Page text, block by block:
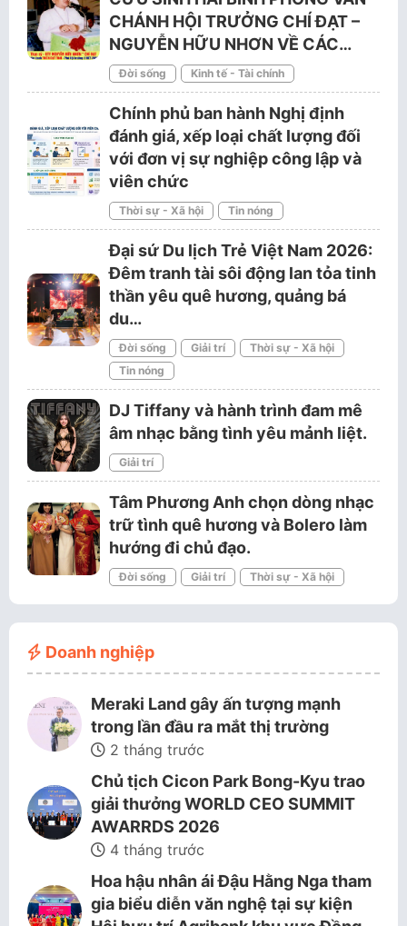
CHÁNH HỘI TRƯỞNG CHÍ ĐẠT –
NGUYỄN HỮU NHƠN VỀ CÁC…
Đời sống Kinh tế - Tài chính
Chính phủ ban hành Nghị định
đánh giá, xếp loại chất lượng đối
với đơn vị sự nghiệp công lập và
viên chức
Thời sự - Xã hội Tin nóng
Đại sứ Du lịch Trẻ Việt Nam 2026:
Đêm tranh tài sôi động lan tỏa tinh
thần yêu quê hương, quảng bá
du…
Đời sống Giải trí
Thời sự - Xã hội
Tin nóng
DJ Tiffany và hành trình đam mê
âm nhạc bằng tình yêu mảnh liệt.
Giải trí
Tâm Phương Anh chọn dòng nhạc
trữ tình quê hương và Bolero làm
hướng đi chủ đạo.
Đời sống Giải trí Thời sự - Xã hội
Doanh nghiệp
Meraki Land gây ấn tượng mạnh
trong lần đầu ra mắt thị trường
2 tháng trước
Chủ tịch Cicon Park Bong-Kyu trao
giải thưởng WORLD CEO SUMMIT
AWARRDS 2026
4 tháng trước
Hoa hậu nhân ái Đậu Hằng Nga tham
gia biểu diễn văn nghệ tại sự kiện